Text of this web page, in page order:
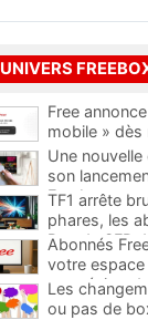
UNIVERS
Free
mobile »
Une
son
Freebox
TF1 arrête
phares, les
Box de SFR
rentrée
Abonnés
votre
pour éviter
Les
ou pas de